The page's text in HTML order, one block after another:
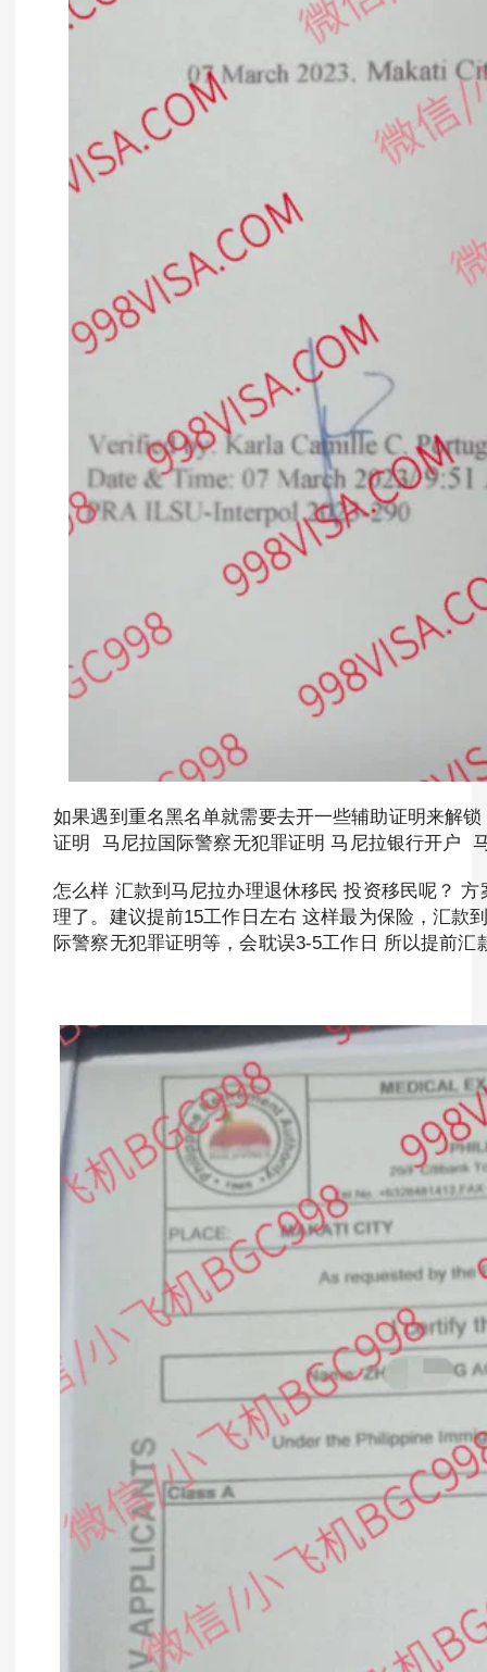
如果遇到重名黑名单就需要去开一些辅助证明来解
证明 马尼拉国际警察无犯罪证明 马尼拉银行开户
怎么样 汇款到马尼拉办理退休移民 投资移民呢？
理了。建议提前15工作日左右 这样最为保险，汇款
际警察无犯罪证明等，会耽误3-5工作日 所以提前